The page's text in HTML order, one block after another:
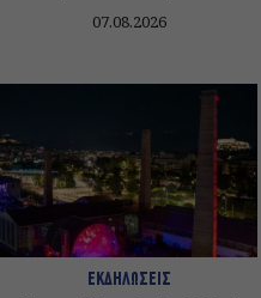
07.08.2026
ΕΚΔΗΛΩΣΕΙΣ